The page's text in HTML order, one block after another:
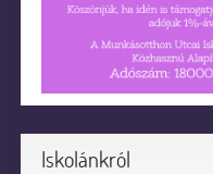
Iskolánkról